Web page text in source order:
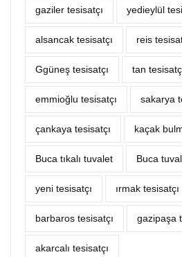
gaziler tesisatçı yedieylül
alsancak tesisatçı reis
Ggüneş tesisatçı tan
emmioğlu tesisatçı sakarya
çankaya tesisatçı kaçak
Buca tıkalı tuvalet Buca
yeni tesisatçı ırmak tesisatçı
barbaros tesisatçı gazipaşa
akarcalı tesisatçı